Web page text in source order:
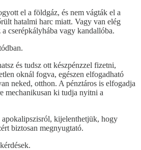
el a földgáz, és nem vágták el a
hatalmi harc miatt. Vagy van elég
cserépkályhába vagy kandallóba.
és tudsz ott készpénzzel fizetni,
oknál fogva, egészen elfogadható
neked, otthon. A pénztáros is elfogadja
mechanikusan ki tudja nyitni a
apokalipszisról, kijelenthetjük, hogy
biztosan megnyugtató.